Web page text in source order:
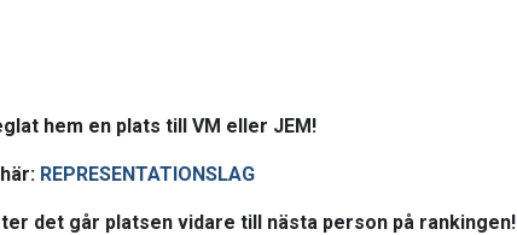
hem en plats till VM eller JEM!
REPRESENTATIONSLAG
det går platsen vidare till nästa person på rankingen!